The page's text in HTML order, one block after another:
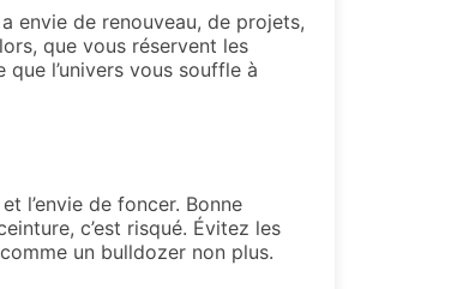
envie de renouveau, de projets,
que vous réservent les
l’univers vous souffle à
l’envie de foncer. Bonne
c’est risqué. Évitez les
un bulldozer non plus.